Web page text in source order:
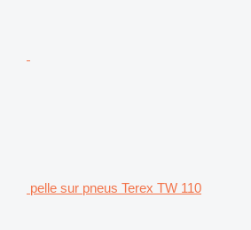
pelle sur pneus Terex TW 110